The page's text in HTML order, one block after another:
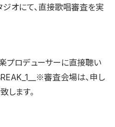
オにて、直接歌唱審査を実
プロデューサーに直接聴い
審査会場は、申し
します。